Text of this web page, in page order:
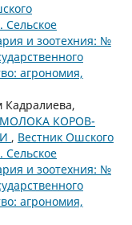
Сельское
и зоотехния: №
агрономия,
КОРОВ-
, Вестник Ошского
Сельское
и зоотехния: №
агрономия,